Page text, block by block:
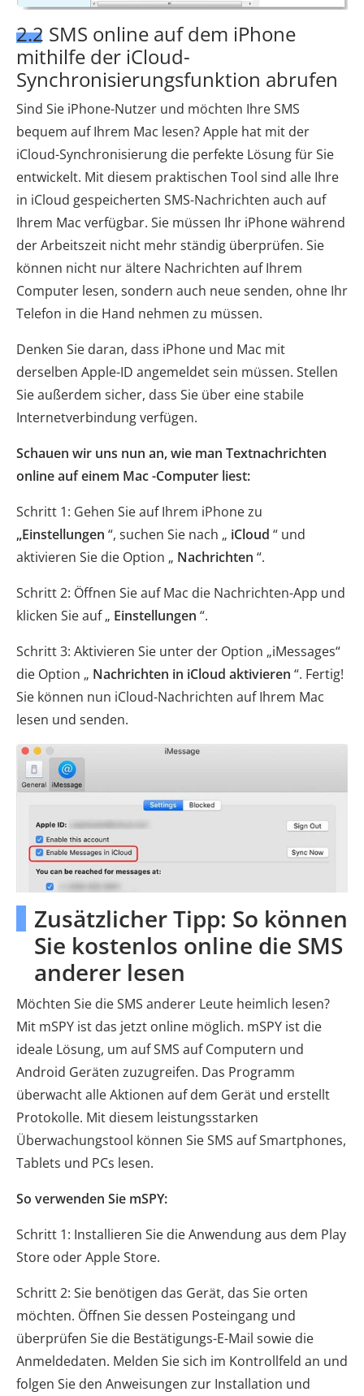
2.2 SMS online auf dem iPhone
mithilfe der iCloud-
Synchronisierungsfunktion abrufen
Sind Sie iPhone-Nutzer und möchten Ihre SMS
bequem auf Ihrem Mac lesen? Apple hat mit der
iCloud-Synchronisierung die perfekte Lösung für Sie
entwickelt. Mit diesem praktischen Tool sind alle Ihre
in iCloud gespeicherten SMS-Nachrichten auch auf
Ihrem Mac verfügbar. Sie müssen Ihr iPhone während
der Arbeitszeit nicht mehr ständig überprüfen. Sie
können nicht nur ältere Nachrichten auf Ihrem
Computer lesen, sondern auch neue senden, ohne Ihr
Telefon in die Hand nehmen zu müssen.
Denken Sie daran, dass iPhone und Mac mit
derselben Apple-ID angemeldet sein müssen. Stellen
Sie außerdem sicher, dass Sie über eine stabile
Internetverbindung verfügen.
Schauen wir uns nun an, wie man Textnachrichten
online auf einem Mac -Computer liest:
Schritt 1: Gehen Sie auf Ihrem iPhone zu
„Einstellungen “, suchen Sie nach „ iCloud “ und
aktivieren Sie die Option „ Nachrichten “.
Schritt 2: Öffnen Sie auf Mac die Nachrichten-App und
klicken Sie auf „ Einstellungen “.
Schritt 3: Aktivieren Sie unter der Option „iMessages“
die Option „ Nachrichten in iCloud aktivieren “. Fertig!
Sie können nun iCloud-Nachrichten auf Ihrem Mac
lesen und senden.
Zusätzlicher Tipp: So können
Sie kostenlos online die SMS
anderer lesen
Möchten Sie die SMS anderer Leute heimlich lesen?
Mit mSPY ist das jetzt online möglich. mSPY ist die
ideale Lösung, um auf SMS auf Computern und
Android Geräten zuzugreifen. Das Programm
überwacht alle Aktionen auf dem Gerät und erstellt
Protokolle. Mit diesem leistungsstarken
Überwachungstool können Sie SMS auf Smartphones,
Tablets und PCs lesen.
So verwenden Sie mSPY:
Schritt 1: Installieren Sie die Anwendung aus dem Play
Store oder Apple Store.
Schritt 2: Sie benötigen das Gerät, das Sie orten
möchten. Öffnen Sie dessen Posteingang und
überprüfen Sie die Bestätigungs-E-Mail sowie die
Anmeldedaten. Melden Sie sich im Kontrollfeld an und
folgen Sie den Anweisungen zur Installation und